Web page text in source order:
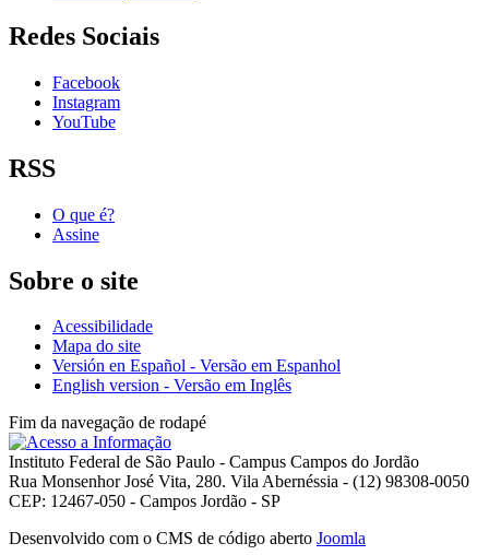
Redes Sociais
Facebook
Instagram
YouTube
RSS
O que é?
Assine
Sobre o site
Acessibilidade
Mapa do site
Versión en Español - Versão em Espanhol
English version - Versão em Inglês
Fim da navegação de rodapé
Instituto Federal de São Paulo - Campus Campos do Jordão
Rua Monsenhor José Vita, 280. Vila Abernéssia - (12) 98308-0050
CEP: 12467-050 - Campos Jordão - SP
Desenvolvido com o CMS de código aberto Joomla